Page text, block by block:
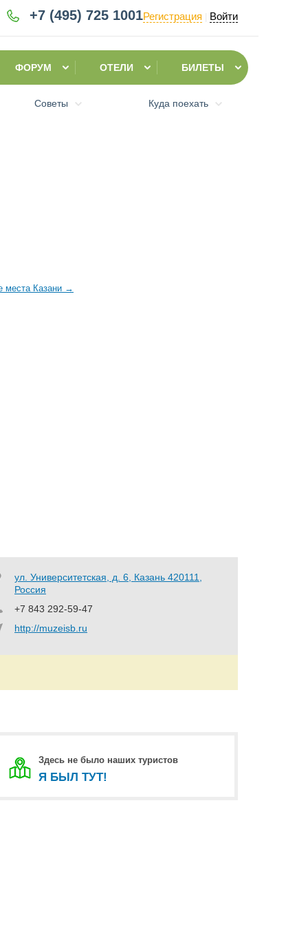
+7 (495) 725 1001Регистрация Войти
ФОРУМ ОТЕЛИ БИЛЕТЫ
Советы Куда поехать
места Казани →
ул. Университетская, д. 6, Казань 420111,
Россия
+7 843 292-59-47
http://muzeisb.ru
Здесь не было наших туристов
Я БЫЛ ТУТ!